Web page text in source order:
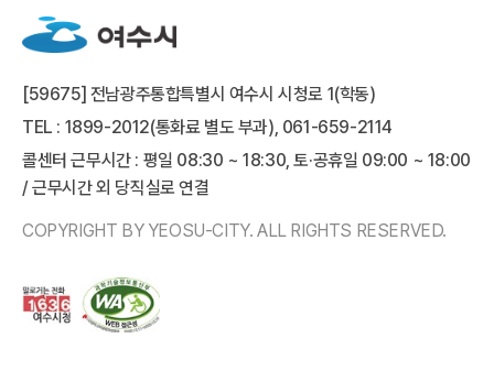
[59675] 전남광주통합특별시 여수시 시청로 1(학동)
TEL : 1899-2012(통화료 별도 부과), 061-659-2114
콜센터 근무시간 : 평일 08:30 ~ 18:30, 토·공휴일 09:00 ~ 18:00
/ 근무시간 외 당직실로 연결
COPYRIGHT BY YEOSU-CITY. ALL RIGHTS RESERVED.